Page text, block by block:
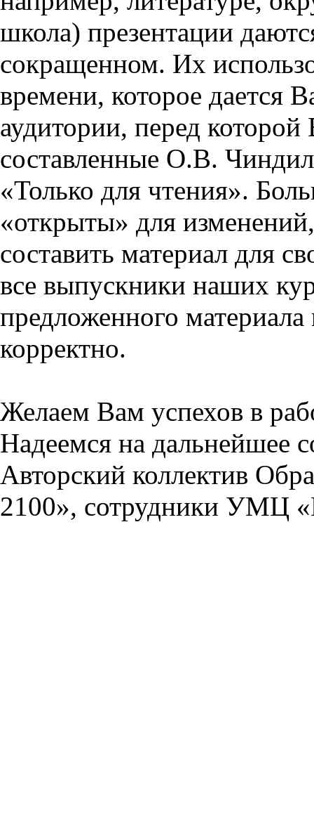
школа) презентации
сокращенном. Их
времени, которое дается
аудитории, перед
составленные О.В.
«Только для чтения».
«открыты» для
составить материал для
все выпускники наших
предложенного
корректно.
Желаем Вам успехов в
Надеемся на дальнейшее
Авторский коллектив
2100», сотрудники УМЦ